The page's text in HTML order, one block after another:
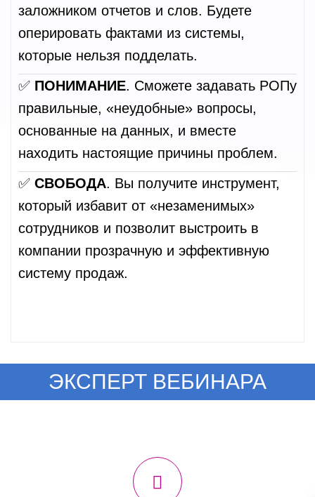
заложником отчетов и слов. Будете
оперировать фактами из системы,
которые нельзя подделать.
✅ ПОНИМАНИЕ. Сможете задавать РОПу
правильные, «неудобные» вопросы,
основанные на данных, и вместе
находить настоящие причины проблем.
✅ СВОБОДА. Вы получите инструмент,
который избавит от «незаменимых»
сотрудников и позволит выстроить в
компании прозрачную и эффективную
систему продаж.
ЭКСПЕРТ ВЕБИНАРА